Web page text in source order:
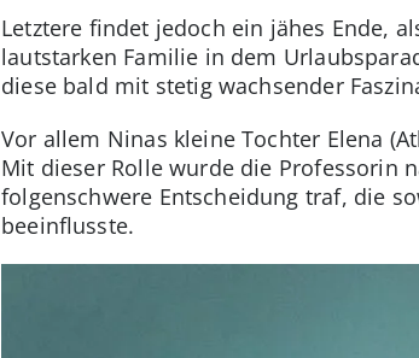
Letztere findet jedoch ein jähes Ende,
lautstarken Familie in dem
diese bald mit stetig wachsender
Vor allem Ninas kleine Tochter Elena
Mit dieser Rolle wurde die Professorin
folgenschwere Entscheidung traf, die
beeinflusste.